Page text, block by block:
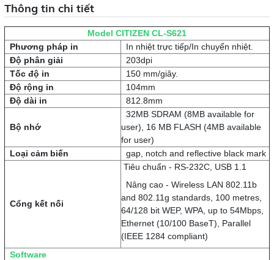
Thông tin chi tiết
Model CITIZEN CL-S621
Phương pháp in
In nhiệt trực tiếp/In chuyển nhiệt.
Độ phân giải
203dpi
Tốc độ in
150 mm/giây.
Độ rộng in
104mm
Độ dài in
812.8mm
Bộ nhớ
32MB SDRAM (8MB available for
user), 16 MB FLASH (4MB available
for user)
Loại cảm biến
gap, notch and reflective black mark
Cổng kết nối
Tiêu chuẩn - RS-232C, USB 1.1
Nâng cao - Wireless LAN 802.11b
and 802.11g standards, 100 metres,
64/128 bit WEP, WPA, up to 54Mbps,
Ethernet (10/100 BaseT), Parallel
(IEEE 1284 compliant)
Software